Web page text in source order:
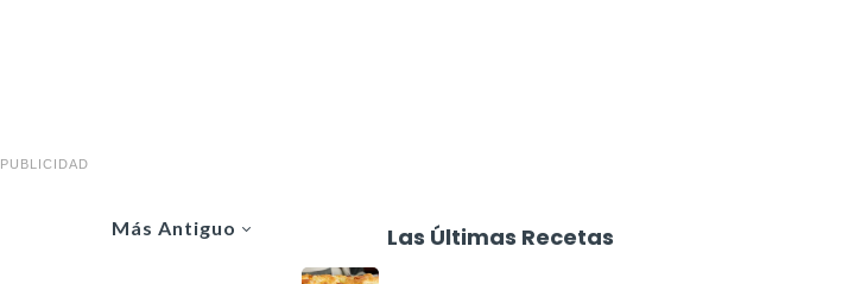
PUBLICIDAD
Más Antiguo Las Últimas Recetas